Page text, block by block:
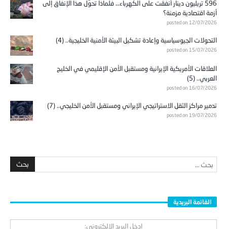
596 تريليون دينار أُنفقت على الكهرباء… فلماذا تحوّل هذا الإنفاق إلى
أزمة اقتصادية مزمنة؟
posted on 12/07/2026
التحولات الجيوسياسية وإعادة تشكيل البيئة الأمنية الخليجية.. (4)
posted on 15/07/2026
العلاقات الأمريكية الإيرانية ومستقبل الأمن الإقليمي في الخليج
العربي.. (5)
posted on 16/07/2026
تدمير مراكز الثقل الاستراتيجي الإيراني ومستقبل الأمن الخليجي.. (7)
posted on 19/07/2026
القائمة البريدية
ادخل البريد الالكتروني: